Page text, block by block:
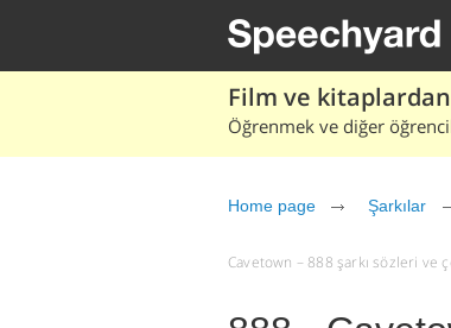
Film ve
Öğrenmek ve diğer
Home page Şarkılar
Cavetown – 888 şarkı sözleri ve